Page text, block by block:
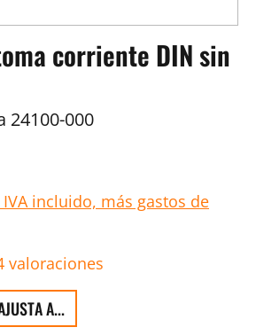
corriente DIN sin
24100-000
incluido, más gastos de
valoraciones
A...